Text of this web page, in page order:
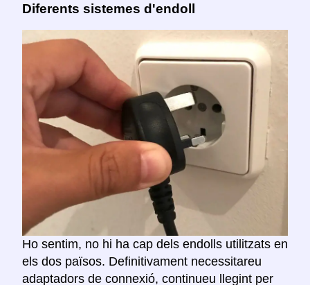
Diferents sistemes d'endoll
Ho sentim, no hi ha cap dels endolls utilitzats en
els dos països. Definitivament necessitareu
adaptadors de connexió, continueu llegint per